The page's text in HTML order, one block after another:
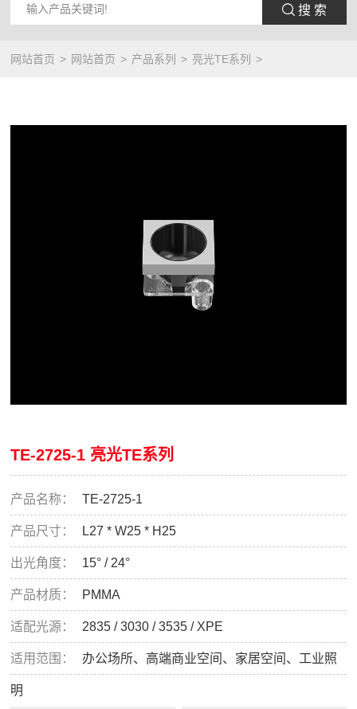
 搜 索
网站首页 网站首页 产品系列 亮光TE系列
TE-2725-1 亮光TE系列
产品名称： TE-2725-1
产品尺寸： L27 * W25 * H25
出光角度： 15° / 24°
产品材质： PMMA
适配光源： 2835 / 3030 / 3535 / XPE
适用范围： 办公场所、高端商业空间、家居空间、工业照
明